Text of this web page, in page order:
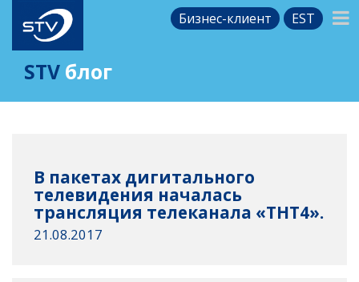
Бизнес-клиент EST
STV блог
В пакетах дигитального
телевидения началась
трансляция телеканала «ТНТ4».
21.08.2017